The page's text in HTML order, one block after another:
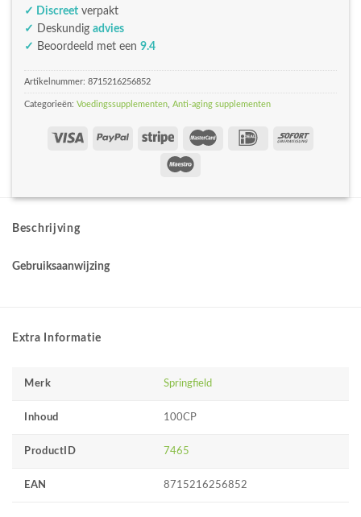
✓ Discreet verpakt
✓
Deskundig advies
✓ Beoordeeld met een 9.4
Artikelnummer: 8715216256852
Categorieën: Voedingssupplementen Anti-aging supplementen
Beschrijving
Gebruiksaanwijzing
Extra Informatie
Merk Springfield
Inhoud 100CP
ProductID 7465
EAN 8715216256852